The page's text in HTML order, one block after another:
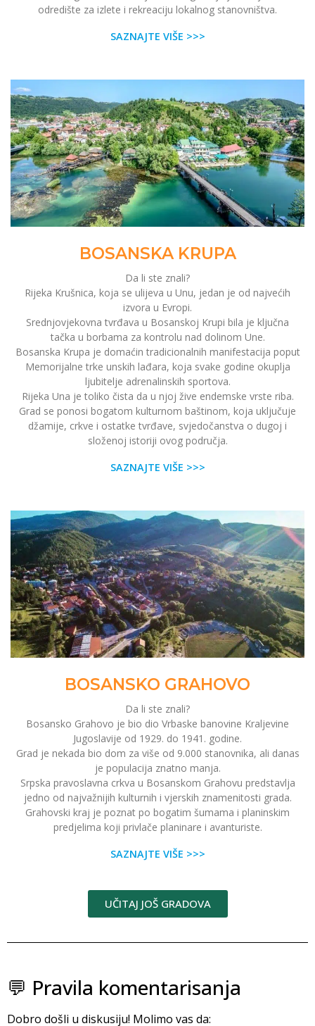
odredište za izlete i rekreaciju lokalnog stanovništva.
SAZNAJTE VIŠE >>>
BOSANSKA KRUPA
Da li ste znali?
Rijeka Krušnica, koja se ulijeva u Unu, jedan je od najvećih
izvora u Evropi.
Srednjovjekovna tvrđava u Bosanskoj Krupi bila je ključna
tačka u borbama za kontrolu nad dolinom Une.
Bosanska Krupa je domaćin tradicionalnih manifestacija poput
Memorijalne trke unskih lađara, koja svake godine okuplja
ljubitelje adrenalinskih sportova.
Rijeka Una je toliko čista da u njoj žive endemske vrste riba.
Grad se ponosi bogatom kulturnom baštinom, koja uključuje
džamije, crkve i ostatke tvrđave, svjedočanstva o dugoj i
složenoj istoriji ovog područja.
SAZNAJTE VIŠE >>>
BOSANSKO GRAHOVO
Da li ste znali?
Bosansko Grahovo je bio dio Vrbaske banovine Kraljevine
Jugoslavije od 1929. do 1941. godine.
Grad je nekada bio dom za više od 9.000 stanovnika, ali danas
je populacija znatno manja.
Srpska pravoslavna crkva u Bosanskom Grahovu predstavlja
jedno od najvažnijih kulturnih i vjerskih znamenitosti grada.
Grahovski kraj je poznat po bogatim šumama i planinskim
predjelima koji privlače planinare i avanturiste.
SAZNAJTE VIŠE >>>
UČITAJ JOŠ GRADOVA
💬 Pravila komentarisanja
Dobro došli u diskusiju! Molimo vas da: